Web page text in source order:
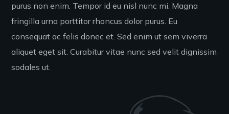
purus non enim. Tempor id eu nisl nunc mi. Magna
fringilla urna porttitor rhoncus dolor purus. Eu
consequat ac felis donec et. Sed enim ut sem viverra
aliquet eget sit. Curabitur vitae nunc sed velit dignissim
sodales ut.